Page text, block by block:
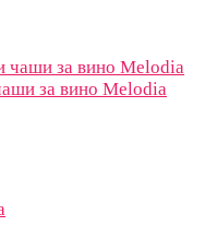
за вино Melodia